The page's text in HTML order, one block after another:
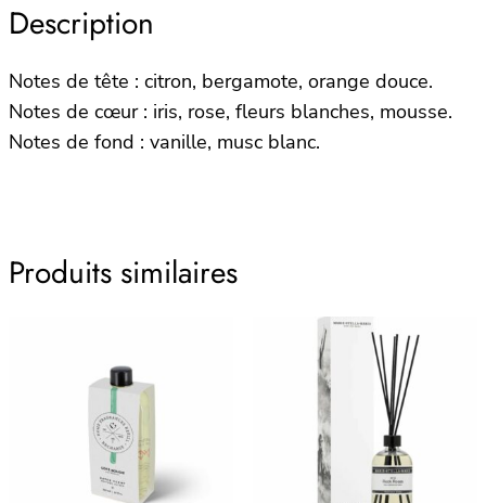
Description
Notes de tête : citron, bergamote, orange douce.
Notes de cœur : iris, rose, fleurs blanches, mousse.
Notes de fond : vanille, musc blanc.
Produits similaires